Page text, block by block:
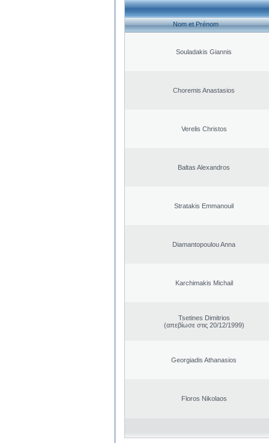
Nom et Prénom
Souladakis Giannis
Choremis Anastasios
Verelis Christos
Baltas Alexandros
Stratakis Emmanouil
Diamantopoulou Anna
Karchimakis Michail
Tsetines Dimitrios
(απεβίωσε στις 20/12/1999)
Georgiadis Athanasios
Floros Nikolaos